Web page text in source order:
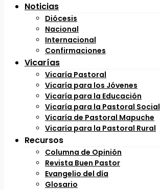
Noticias
Diócesis
Nacional
Internacional
Confirmaciones
Vicarías
Vicaría Pastoral
Vicaría para los Jóvenes
Vicaría para la Educación
Vicaría para la Pastoral Social
Vicaría de Pastoral Mapuche
Vicaría para la Pastoral Rural
Recursos
Columna de Opinión
Revista Buen Pastor
Evangelio del día
Glosario